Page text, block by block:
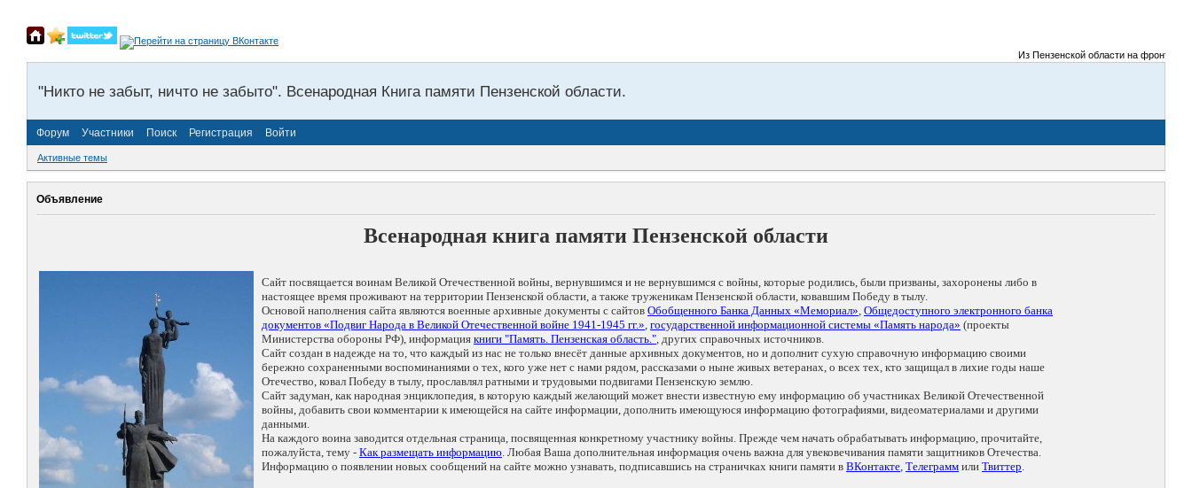
Из Пензенской области на фронты
"Никто не забыт, ничто не забыто". Всенародная Книга памяти Пензенской области.
Форум Участники Поиск Регистрация Войти
Активные темы
Объявление
Всенародная книга памяти Пензенской области
Сайт посвящается воинам Великой Отечественной войны, вернувшимся и не вернувшимся с войны, которые родились, были призваны, захоронены либо в
настоящее время проживают на территории Пензенской области, а также труженикам Пензенской области, ковавшим Победу в тылу.
Основой наполнения сайта являются военные архивные документы с сайтов Обобщенного Банка Данных «Мемориал», Общедоступного электронного банка
документов «Подвиг Народа в Великой Отечественной войне 1941-1945 гг.», государственной информационной системы «Память народа» (проекты
Министерства обороны РФ), информация книги "Память. Пензенская область.", других справочных источников.
Сайт создан в надежде на то, что каждый из нас не только внесёт данные архивных документов, но и дополнит сухую справочную информацию своими
бережно сохраненными воспоминаниями о тех, кого уже нет с нами рядом, рассказами о ныне живых ветеранах, о всех тех, кто защищал в лихие годы наше
Отечество, ковал Победу в тылу, прославлял ратными и трудовыми подвигами Пензенскую землю.
Сайт задуман, как народная энциклопедия, в которую каждый желающий может внести известную ему информацию об участниках Великой Отечественной
войны, добавить свои комментарии к имеющейся на сайте информации, дополнить имеющуюся информацию фотографиями, видеоматериалами и другими
данными.
На каждого воина заводится отдельная страница, посвященная конкретному участнику войны. Прежде чем начать обрабатывать информацию, прочитайте,
пожалуйста, тему - Как размещать информацию. Любая Ваша дополнительная информация очень важна для увековечивания памяти защитников Отечества.
Информацию о появлении новых сообщений на сайте можно узнавать, подписавшись на страничках книги памяти в ВКонтакте, Телеграмм или Твиттер.